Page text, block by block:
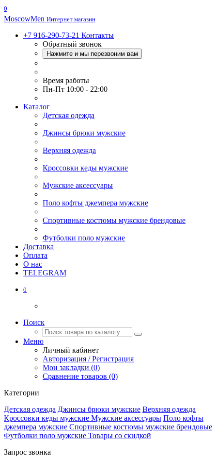
0
MoscowMen Интернет магазин
+7 916-290-73-21 Контакты
Обратный звонок
Нажмите и мы перезвоним вам
Время работы
Пн-Пт 10:00 - 22:00
Каталог
Детская одежда
Джинсы брюки мужские
Верхняя одежда
Кроссовки кеды мужские
Мужские аксессуары
Поло кофты джемпера мужские
Спортивные костюмы мужские брендовые
Футболки поло мужские
Доставка
Оплата
О нас
TELEGRAM
0
Поиск
Меню
Личный кабинет
Авторизация / Регистрация
Мои закладки (0)
Сравнение товаров (0)
Категории
Детская одежда Джинсы брюки мужские Верхняя одежда
Кроссовки кеды мужские Мужские аксессуары Поло кофты
джемпера мужские Спортивные костюмы мужские брендовые
Футболки поло мужские Товары со скидкой
Запрос звонка